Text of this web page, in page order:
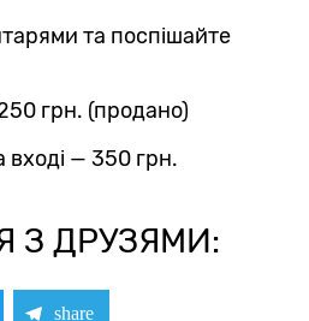
та поспішайте
грн. (продано)
вході — 350 грн.
З ДРУЗЯМИ: